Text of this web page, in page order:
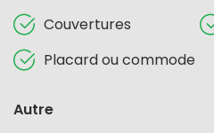
Couvertures
Placard ou commode
Autre